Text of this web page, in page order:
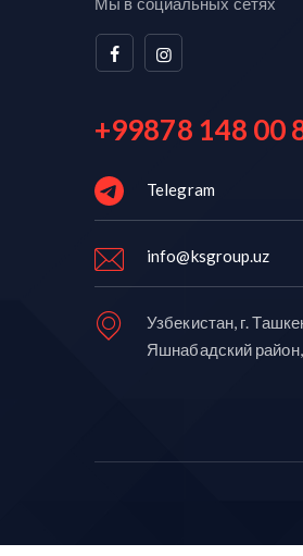
+99878 148 00
Telegram
info@ksgroup.uz
Узбекистан, г.
Яшнабадский